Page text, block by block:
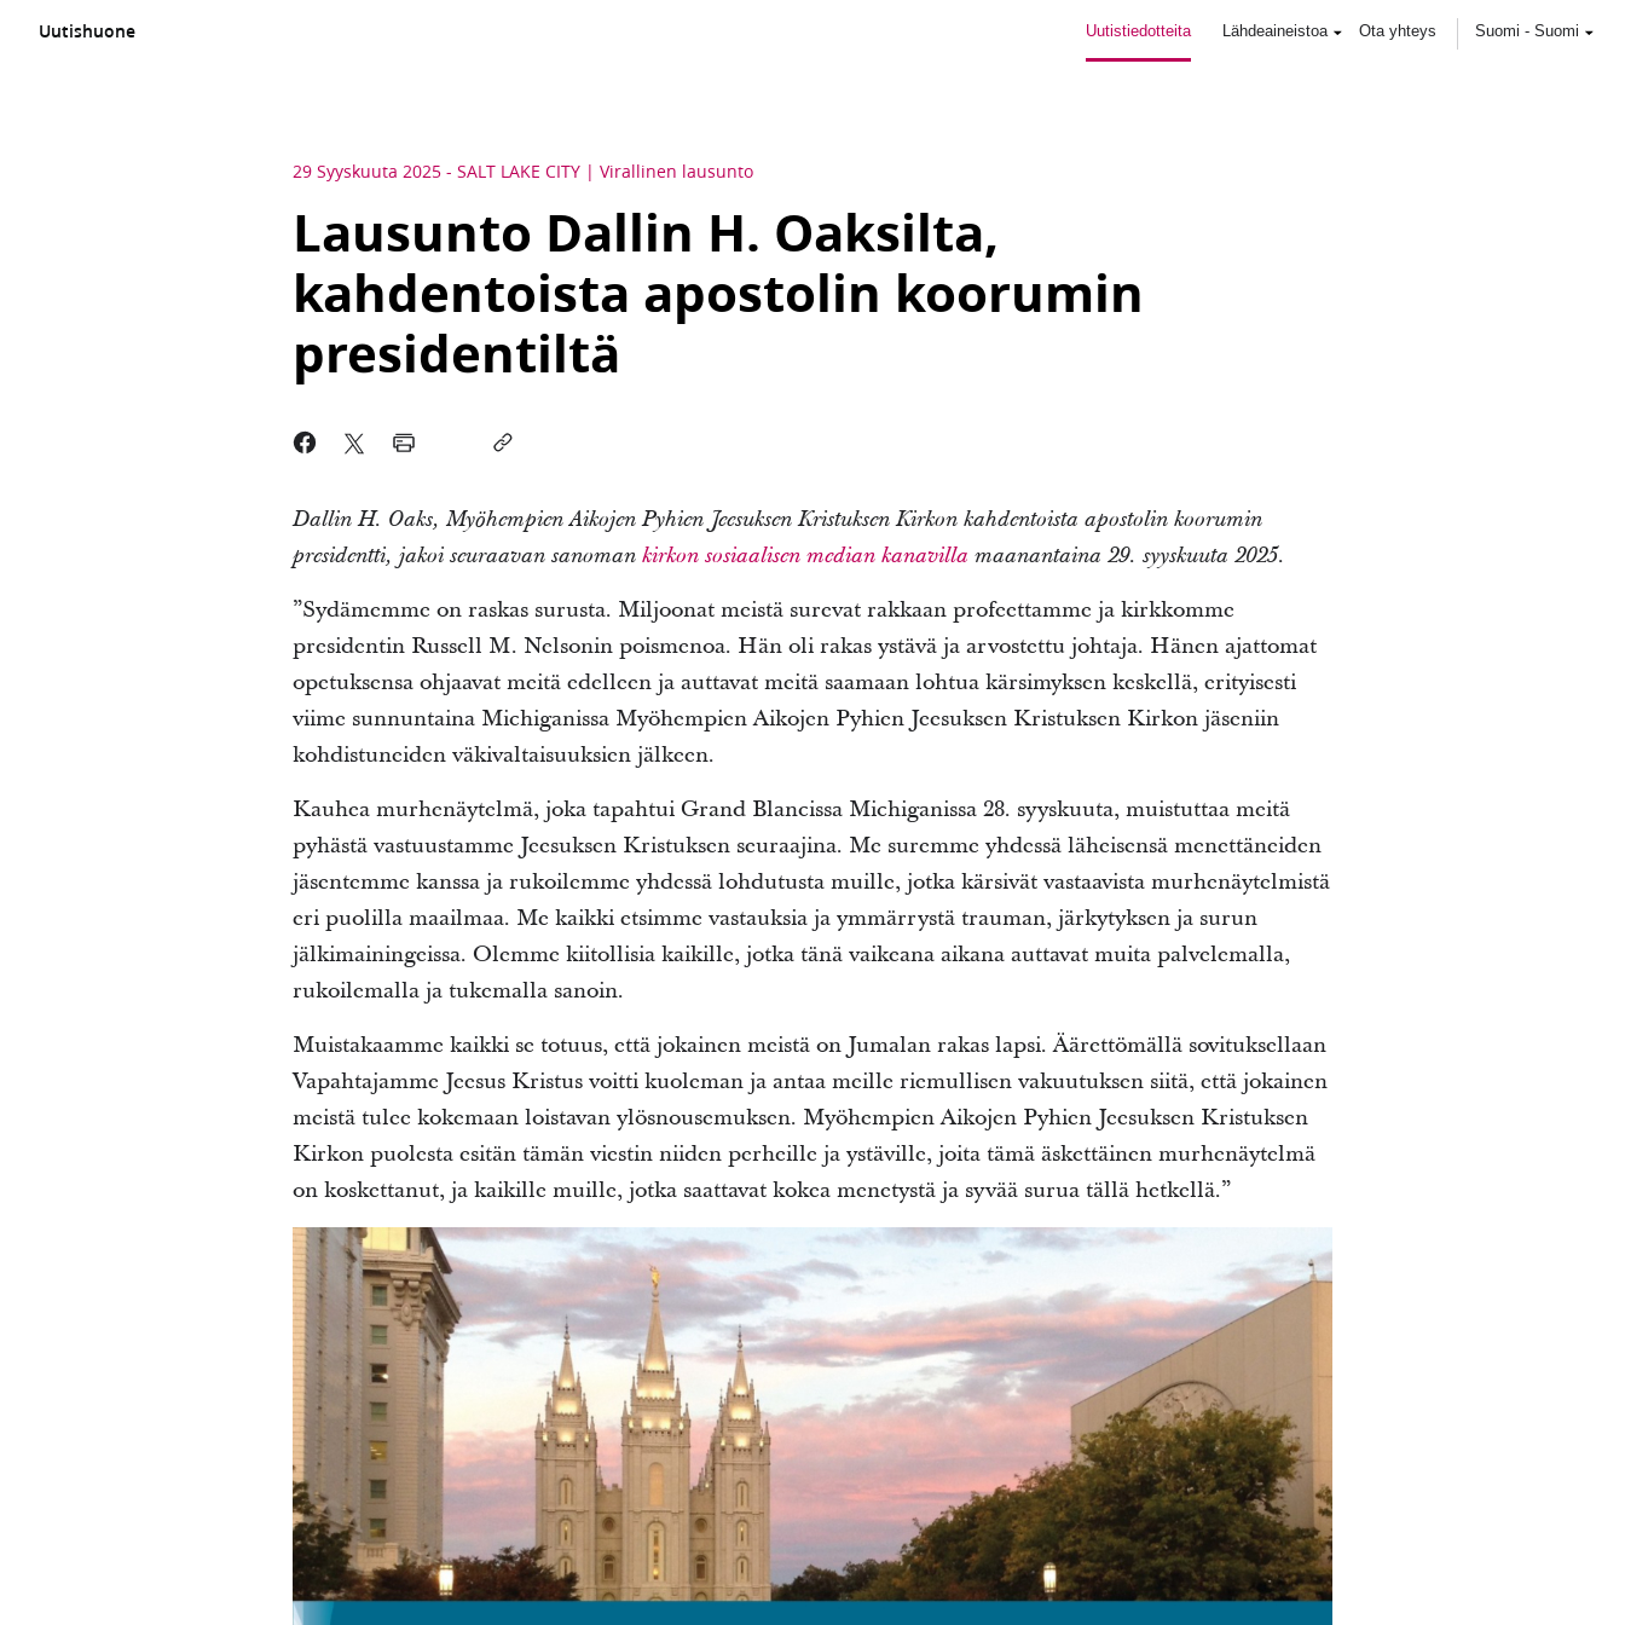
Uutishuone Uutistiedotteita Lähdeaineistoa Ota yhteys Suomi - Suomi
29 Syyskuuta 2025 - SALT LAKE CITY Virallinen lausunto
Lausunto Dallin H. Oaksilta,
kahdentoista apostolin koorumin
presidentiltä
Dallin H. Oaks, Myöhempien Aikojen Pyhien Jeesuksen Kristuksen Kirkon kahdentoista apostolin koorumin
presidentti, jakoi seuraavan sanoman kirkon sosiaalisen median kanavilla maanantaina 29. syyskuuta 2025.
”Sydämemme on raskas surusta. Miljoonat meistä surevat rakkaan profeettamme ja kirkkomme
presidentin Russell M. Nelsonin poismenoa. Hän oli rakas ystävä ja arvostettu johtaja. Hänen ajattomat
opetuksensa ohjaavat meitä edelleen ja auttavat meitä saamaan lohtua kärsimyksen keskellä, erityisesti
viime sunnuntaina Michiganissa Myöhempien Aikojen Pyhien Jeesuksen Kristuksen Kirkon jäseniin
kohdistuneiden väkivaltaisuuksien jälkeen.
Kauhea murhenäytelmä, joka tapahtui Grand Blancissa Michiganissa 28. syyskuuta, muistuttaa meitä
pyhästä vastuustamme Jeesuksen Kristuksen seuraajina. Me suremme yhdessä läheisensä menettäneiden
jäsentemme kanssa ja rukoilemme yhdessä lohdutusta muille, jotka kärsivät vastaavista murhenäytelmistä
eri puolilla maailmaa. Me kaikki etsimme vastauksia ja ymmärrystä trauman, järkytyksen ja surun
jälkimainingeissa. Olemme kiitollisia kaikille, jotka tänä vaikeana aikana auttavat muita palvelemalla,
rukoilemalla ja tukemalla sanoin.
Muistakaamme kaikki se totuus, että jokainen meistä on Jumalan rakas lapsi. Äärettömällä sovituksellaan
Vapahtajamme Jeesus Kristus voitti kuoleman ja antaa meille riemullisen vakuutuksen siitä, että jokainen
meistä tulee kokemaan loistavan ylösnousemuksen. Myöhempien Aikojen Pyhien Jeesuksen Kristuksen
Kirkon puolesta esitän tämän viestin niiden perheille ja ystäville, joita tämä äskettäinen murhenäytelmä
on koskettanut, ja kaikille muille, jotka saattavat kokea menetystä ja syvää surua tällä hetkellä.”